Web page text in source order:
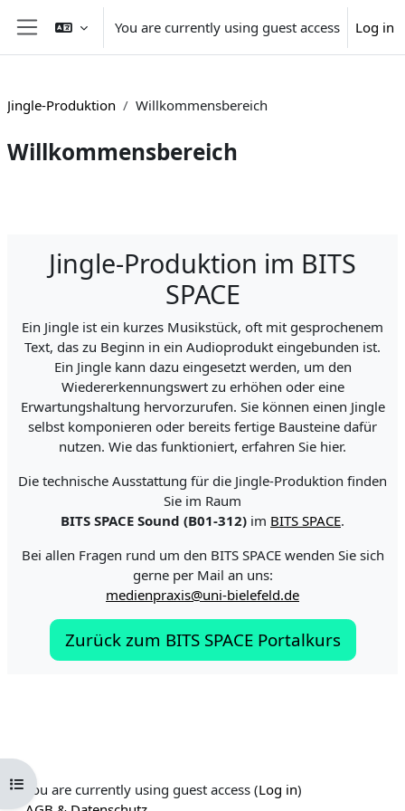
Skip to main content
Side panel
You are currently using guest access Log in
Open course index
Jingle-Produktion Willkommensbereich
Willkommensbereich
Jingle-Produktion im BITS
SPACE
Ein Jingle ist ein kurzes Musikstück, oft mit gesprochenem
Text, das zu Beginn in ein Audioprodukt eingebunden ist.
Ein Jingle kann dazu eingesetzt werden, um den
Wiedererkennungswert zu erhöhen oder eine
Erwartungshaltung hervorzurufen. Sie können einen Jingle
selbst komponieren oder bereits fertige Bausteine dafür
nutzen. Wie das funktioniert, erfahren Sie hier.
Die technische Ausstattung für die Jingle-Produktion finden
Sie im Raum
BITS SPACE Sound (B01-312) im BITS SPACE.
Bei allen Fragen rund um den BITS SPACE wenden Sie sich
gerne per Mail an uns:
medienpraxis@uni-bielefeld.de
Zurück zum BITS SPACE Portalkurs
You are currently using guest access (Log in)